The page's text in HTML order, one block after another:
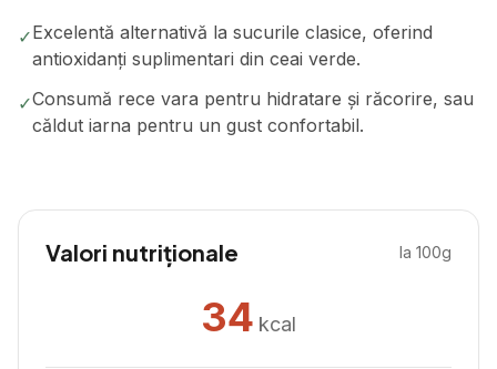
✓Excelentă alternativă la sucurile clasice, oferind
antioxidanți suplimentari din ceai verde.
✓Consumă rece vara pentru hidratare și răcorire, sau
căldut iarna pentru un gust confortabil.
Valori nutriționale la 100g
34 kcal